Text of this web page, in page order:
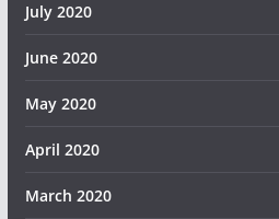
July 2020
June 2020
May 2020
April 2020
March 2020